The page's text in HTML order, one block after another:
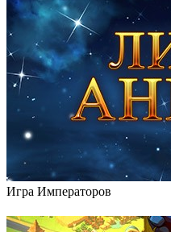
Игра Императоров